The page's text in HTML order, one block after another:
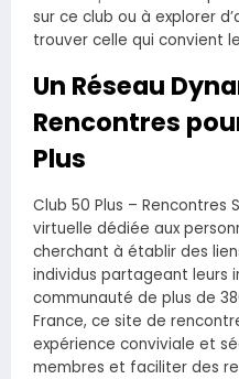
sur ce club ou à explorer
trouver celle qui convient
Un Réseau
Rencontres
Plus
Club 50 Plus –
virtuelle dédiée aux
cherchant à établir des
individus partageant leurs
communauté de plus de
France, ce site de
expérience conviviale et
membres et faciliter des